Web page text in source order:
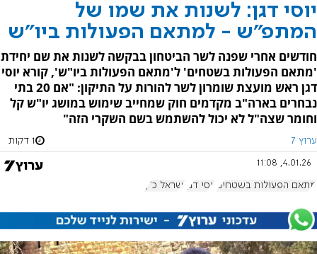
יוסי דגן: לשנות את שמו של
המתפ"ש - למתאם הפעולות ביו"ש
חודשים אחרי שפנה לשר הביטחון בבקשה לשנות את שם יחידת
'מתאם הפעולות בשטחים' ל'מתאם הפעולות ביו"ש', קורא יוסי
דגן ראש מועצת שומרון לשר להורות על התיקון: "אם 20 בתי
נבחרים בארה"ב מקדמים חוק שמחייב שימוש במושג יו"ש קל
וחומר שצה"ל לא יכול להשתמש בשם השקרי הזה"
ערוץ 7 1 דקות
4.01.26, 11:08
מתאם הפעולות בשטחים יוסי דגן ישראל כ"ץ